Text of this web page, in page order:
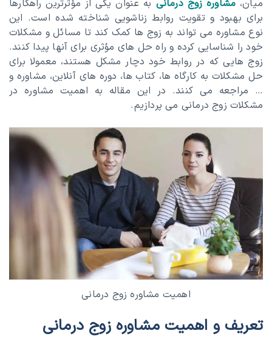
میان، مشاوره زوج درمانی به عنوان یکی از مؤثرترین راهکارها
برای بهبود و تقویت روابط زناشویی شناخته شده است. این
نوع مشاوره می‌ تواند به زوج‌ ها کمک کند تا مسائل و مشکلات
خود را شناسایی کرده و راه‌ حل‌ های مؤثری برای آنها پیدا کنند.
زوج هایی که در روابط خود دچار مشکل هستند، معمولا برای
حل مشکلات به کارگاه ها، کتاب ها، دوره های آنلاین، مشاوره و
… مراجعه می کنند. در این مقاله به اهمیت مشاوره در
مشکلات زوج درمانی می پردازیم.
اهمیت مشاوره زوج درمانی
تعریف و اهمیت مشاوره زوج درمانی